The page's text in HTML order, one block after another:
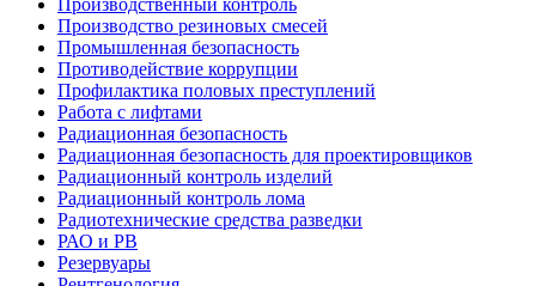
Производственный контроль
Производство резиновых смесей
Промышленная безопасность
Противодействие коррупции
Профилактика половых преступлений
Работа с лифтами
Радиационная безопасность
Радиационная безопасность для проектировщиков
Радиационный контроль изделий
Радиационный контроль лома
Радиотехнические средства разведки
РАО и РВ
Резервуары